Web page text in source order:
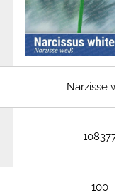
Narzisse weiß
108377
100